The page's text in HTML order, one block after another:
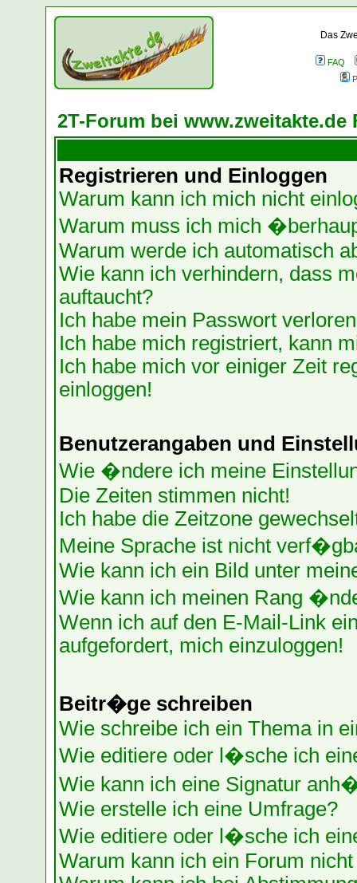
Das
FAQ
2T-Forum bei
Registrieren und Einloggen
Warum kann ich mich nicht
Warum muss ich mich
Warum werde ich automatisch
Wie kann ich verhindern, dass
auftaucht?
Ich habe mein Passwort
Ich habe mich registriert, kann
Ich habe mich vor einiger Zeit
einloggen!
Benutzerangaben und
Wie �ndere ich meine
Die Zeiten stimmen nicht!
Ich habe die Zeitzone
Meine Sprache ist nicht
Wie kann ich ein Bild unter
Wie kann ich meinen Rang
Wenn ich auf den E-Mail-Link
aufgefordert, mich einzuloggen!
Beitr�ge schreiben
Wie schreibe ich ein Thema in
Wie editiere oder l�sche ich
Wie kann ich eine Signatur
Wie erstelle ich eine Umfrage?
Wie editiere oder l�sche ich
Warum kann ich ein Forum